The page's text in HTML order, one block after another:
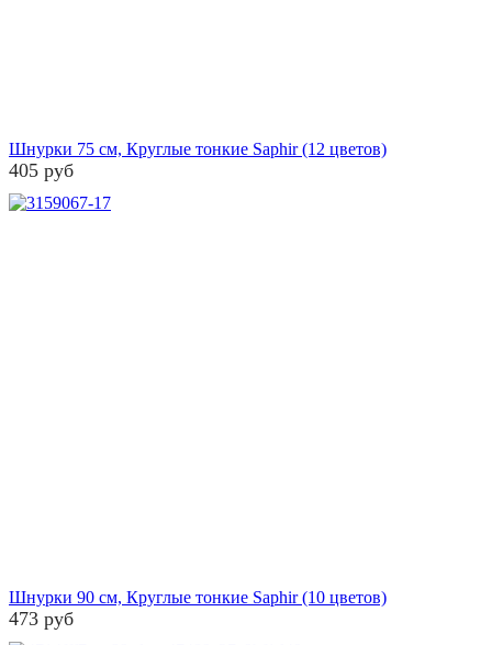
Шнурки 75 см, Круглые тонкие Saphir (12 цветов)
405 руб
Шнурки 90 см, Круглые тонкие Saphir (10 цветов)
473 руб